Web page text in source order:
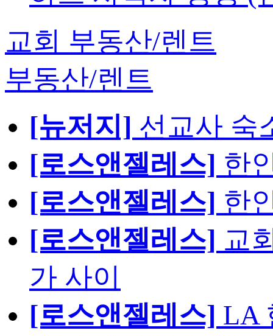
교회 부동산/렌트
부동산/렌트
[뉴저지] 선교사 숙
[로스앤젤레스] 한
[로스앤젤레스] 한
[로스앤젤레스] 교
가 사이
[로스앤젤레스] LA